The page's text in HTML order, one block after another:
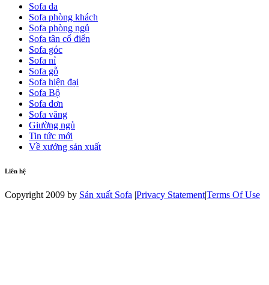
Sofa da
Sofa phòng khách
Sofa phòng ngủ
Sofa tân cổ điển
Sofa góc
Sofa nỉ
Sofa gỗ
Sofa hiện đại
Sofa Bộ
Sofa đơn
Sofa văng
Giường ngủ
Tin tức mới
Về xưởng sản xuất
Liên hệ
Copyright 2009 by Sản xuất Sofa |Privacy Statement|Terms Of Use